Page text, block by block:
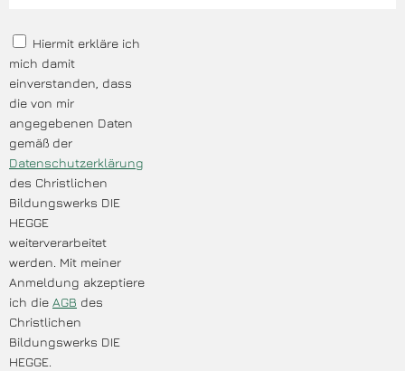
Hiermit erkläre ich
mich damit
einverstanden, dass
die von mir
angegebenen Daten
gemäß der
Datenschutzerklärung
des Christlichen
Bildungswerks DIE
HEGGE
weiterverarbeitet
werden. Mit meiner
Anmeldung akzeptiere
ich die AGB des
Christlichen
Bildungswerks DIE
HEGGE.